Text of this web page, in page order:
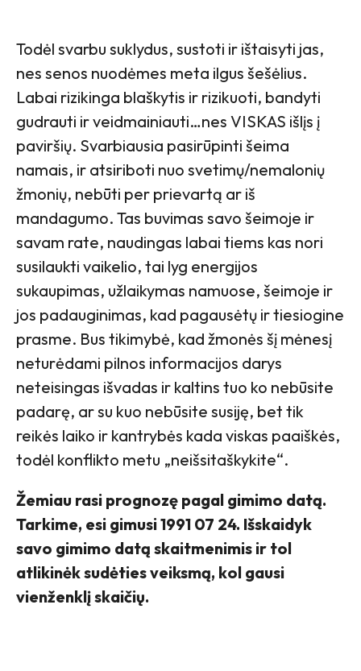
Todėl svarbu suklydus, sustoti ir ištaisyti jas,
nes senos nuodėmes meta ilgus šešėlius.
Labai rizikinga blaškytis ir rizikuoti, bandyti
gudrauti ir veidmainiauti…nes VISKAS išlįs į
paviršių. Svarbiausia pasirūpinti šeima
namais, ir atsiriboti nuo svetimų/nemalonių
žmonių, nebūti per prievartą ar iš
mandagumo. Tas buvimas savo šeimoje ir
savam rate, naudingas labai tiems kas nori
susilaukti vaikelio, tai lyg energijos
sukaupimas, užlaikymas namuose, šeimoje ir
jos padauginimas, kad pagausėtų ir tiesiogine
prasme. Bus tikimybė, kad žmonės šį mėnesį
neturėdami pilnos informacijos darys
neteisingas išvadas ir kaltins tuo ko nebūsite
padarę, ar su kuo nebūsite susiję, bet tik
reikės laiko ir kantrybės kada viskas paaiškės,
todėl konflikto metu „neišsitaškykite“.
Žemiau rasi prognozę pagal gimimo datą.
Tarkime, esi gimusi 1991 07 24. Išskaidyk
savo gimimo datą skaitmenimis ir tol
atlikinėk sudėties veiksmą, kol gausi
vienženklį skaičių.